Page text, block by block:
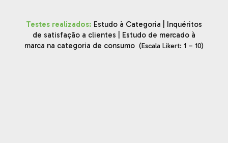
Testes realizados: Estudo à Categoria | Inquéritos
de satisfação a clientes | Estudo de mercado à
marca na categoria de consumo (Escala Likert: 1 – 10)